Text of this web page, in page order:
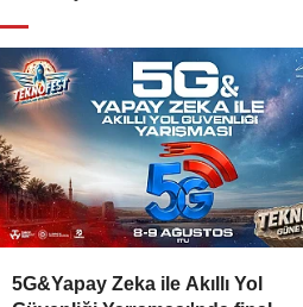
5G&Yapay Zeka ile Akıllı Yol